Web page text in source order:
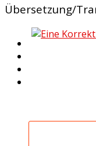
Übersetzung/